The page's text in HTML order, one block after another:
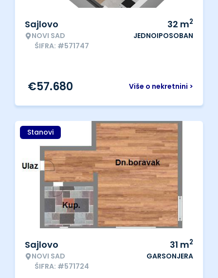
Sajlovo
NOVI SAD
ŠIFRA: #571747
32 m2
JEDNOIPOSOBAN
Više o nekretnini >
€57.680
Stanovi
Sajlovo
NOVI SAD
ŠIFRA: #571724
31 m2
GARSONJERA